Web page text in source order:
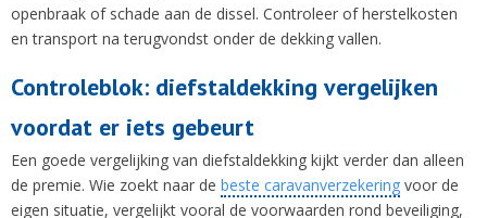
openbraak of schade aan de dissel. Controleer of herstelkosten
en transport na terugvondst onder de dekking vallen.
Controleblok: diefstaldekking vergelijken
voordat er iets gebeurt
Een goede vergelijking van diefstaldekking kijkt verder dan alleen
de premie. Wie zoekt naar de beste caravanverzekering voor de
eigen situatie, vergelijkt vooral de voorwaarden rond beveiliging,